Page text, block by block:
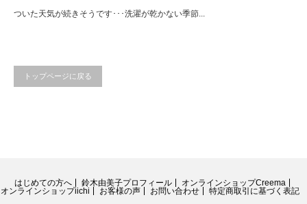
ついた天気が続きそうです･･･洗濯が乾かない季節...
トップページに戻る
はじめての方へ 鈴木由美子プロフィール
オンラインショップCreema
オンラインショップiichi
お客様の声 お問い合わせ 特定商取引に基づく表記